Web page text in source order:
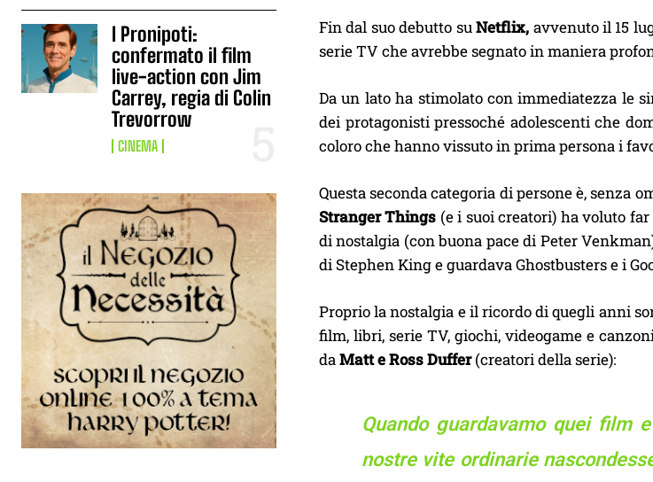
I Pronipoti:
confermato il film
live-action con Jim
Carrey, regia di Colin
Trevorrow
CINEMA
Fin dal suo debutto suNetflix, avvenuto il 15
serie TV che avrebbe segnato in maniera
Da un lato ha stimolato con immediatezza le
dei protagonisti pressoché adolescenti che
coloro che hanno vissuto in prima persona i
Questa seconda categoria di persone è, senza
Stranger Things (e i suoi creatori) ha voluto
di nostalgia (con buona pace di Peter
di Stephen King e guardava Ghostbusters e i
Proprio la nostalgia e il ricordo di quegli anni
film, libri, serie TV, giochi, videogame e
daMatt e Ross Duffer(creatori della serie):
Quando guardavamo quei film
nostre vite ordinarie